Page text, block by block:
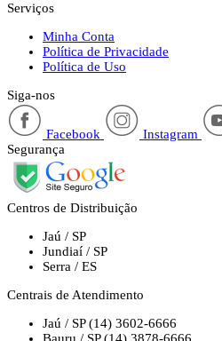
Serviços
Minha Conta
Política de Privacidade
Política de Uso
Siga-nos
Facebook Instagram
Segurança
Centros de Distribuição
Jaú / SP
Jundiaí / SP
Serra / ES
Centrais de Atendimento
Jaú / SP (14) 3602-6666